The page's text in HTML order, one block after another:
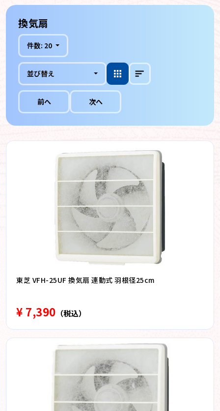
換気扇
件数: 20
並び替え
前へ 次へ
東芝 VFH-25UF 換気扇 連動式 羽根径25cm
¥ 7,390 （税込）